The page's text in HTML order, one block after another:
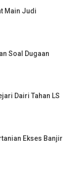
Main Judi
Soal Dugaan
Dairi Tahan LS
Ekses Banjir